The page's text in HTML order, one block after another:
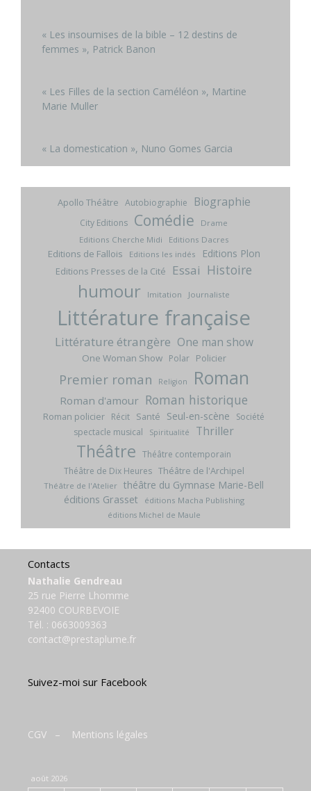
« Les insoumises de la bible – 12 destins de
femmes », Patrick Banon
« Les Filles de la section Caméléon », Martine
Marie Muller
« La domestication », Nuno Gomes Garcia
Apollo Théâtre Autobiographie Biographie
City Editions Comédie
Drame
Editions Cherche Midi
Editions Dacres
Editions de Fallois Editions les indés Editions Plon
Editions Presses de la Cité Essai Histoire
humour Imitation Journaliste
Littérature française
Littérature étrangère One man show
One Woman Show Polar Policier
Premier roman Religion Roman
Roman d'amour Roman historique
Roman policier Récit Santé Seul-en-scène
Société
spectacle musical
Spiritualité Thriller
Théâtre Théâtre contemporain
Théâtre de Dix Heures Théâtre de l'Archipel
Théâtre de l'Atelier théâtre du Gymnase Marie-Bell
éditions Grasset
éditions Macha Publishing
éditions Michel de Maule
Contacts
Nathalie Gendreau
25 rue Pierre Lhomme
92400 COURBEVOIE
Tél. : 0663009363
contact@prestaplume.fr
Suivez-moi sur Facebook
CGV – Mentions légales
août 2026